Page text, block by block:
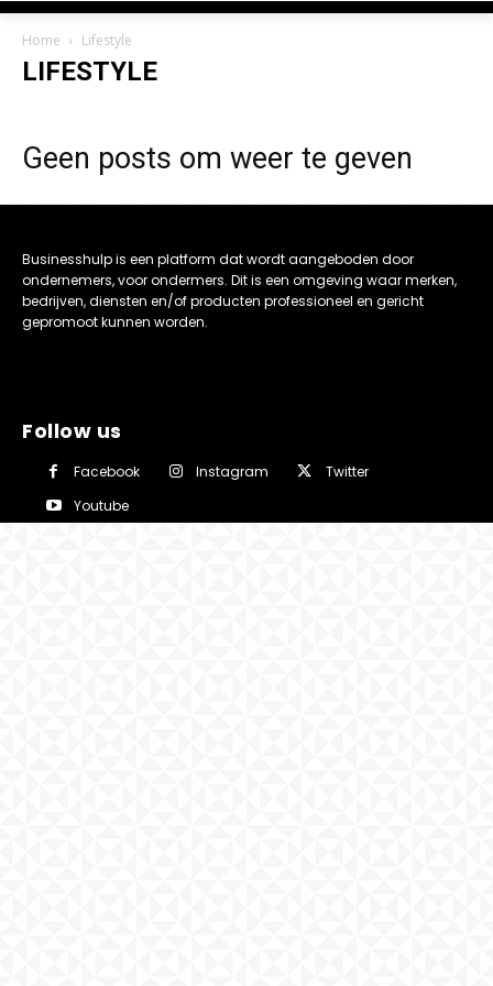
Home Lifestyle
LIFESTYLE
Geen posts om weer te geven
Businesshulp is een platform dat wordt aangeboden door
ondernemers, voor ondermers. Dit is een omgeving waar merken,
bedrijven, diensten en/of producten professioneel en gericht
gepromoot kunnen worden.
Follow us
Facebook Instagram
Twitter
Youtube